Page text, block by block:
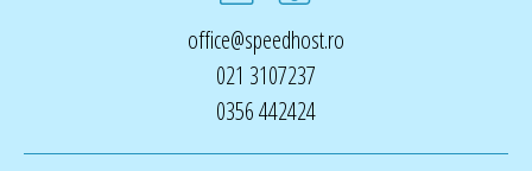
office@speedhost.ro
021 3107237
0356 442424